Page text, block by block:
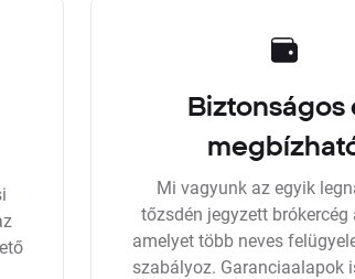
Biztonságos
Mi vagyunk az egyik
tőzsdén jegyzett brókercég
amelyet több neves
szabályoz. Garanciaalapok